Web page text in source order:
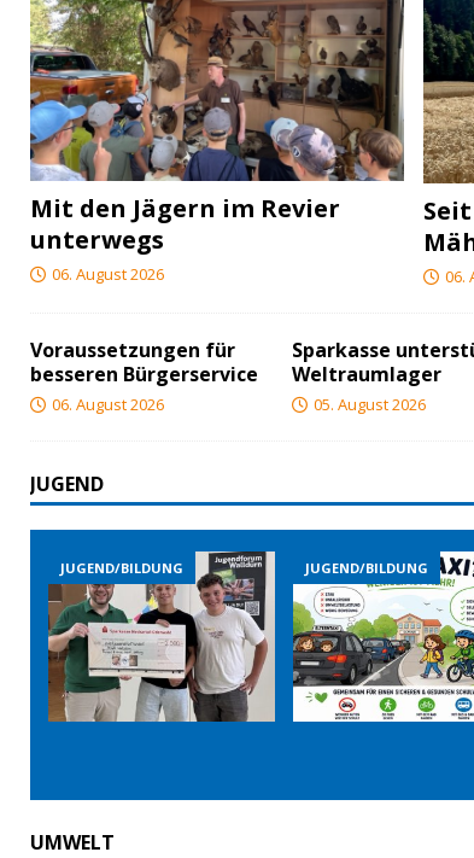
Mit den Jägern im Revier
unterwegs
06. August 2026 06.
Voraussetzungen für
besseren Bürgerservice
06. August 2026
Sparkasse
Weltraumlager
05. August 2026
JUGEND
JUGEND/BILDUNG JUGEND/BILDUNG
UMWELT